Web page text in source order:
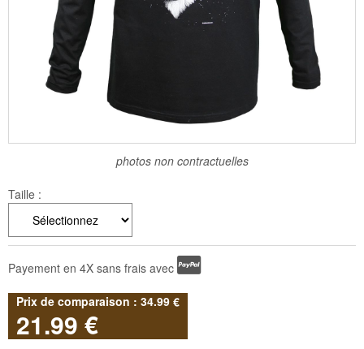
photos non contractuelles
Taille :
Payement en 4X sans frais avec
34.99 €
21.99 €